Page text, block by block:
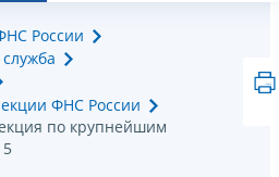
России
ФНС России
по крупнейшим